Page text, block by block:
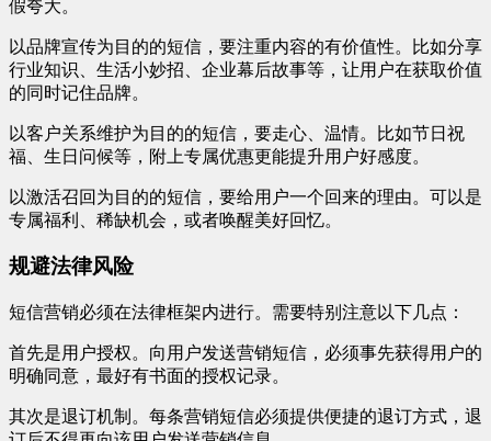
假夸大。
以品牌宣传为目的的短信，要注重内容的有价值性。比如分享
行业知识、生活小妙招、企业幕后故事等，让用户在获取价值
的同时记住品牌。
以客户关系维护为目的的短信，要走心、温情。比如节日祝
福、生日问候等，附上专属优惠更能提升用户好感度。
以激活召回为目的的短信，要给用户一个回来的理由。可以是
专属福利、稀缺机会，或者唤醒美好回忆。
规避法律风险
短信营销必须在法律框架内进行。需要特别注意以下几点：
首先是用户授权。向用户发送营销短信，必须事先获得用户的
明确同意，最好有书面的授权记录。
其次是退订机制。每条营销短信必须提供便捷的退订方式，退